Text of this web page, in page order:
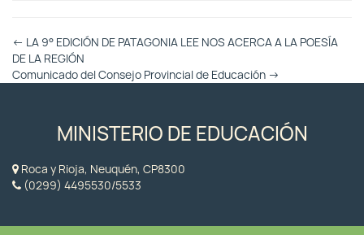
Otras
Entradas
← LA 9° EDICIÓN DE PATAGONIA LEE NOS ACERCA A LA POESÍA
DE LA REGIÓN
Comunicado del Consejo Provincial de Educación →
MINISTERIO DE EDUCACIÓN
Roca y Rioja, Neuquén, CP8300
(0299) 4495530/5533